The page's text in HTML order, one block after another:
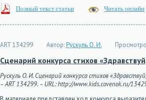
Полный текст статьи Читать онлайн
ART 134299 Автор:Рускуль О. И.
Сценарий конкурса стихов
Рускуль О. И. Сценарий конкурса стихов
– ART 134299. – URL: http://www.kids.covenok.ru/